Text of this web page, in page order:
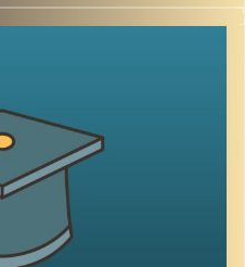
כנגד אויב חדש, ארגוני
AudioVersity